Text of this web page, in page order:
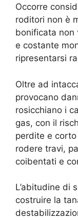
Occorre
roditori non è
bonificata non
e costante
ripresentarsi
Oltre ad
provocano
rosicchiano i
gas, con il
perdite e
rodere travi,
coibentati e
L’abitudine di
costruire la